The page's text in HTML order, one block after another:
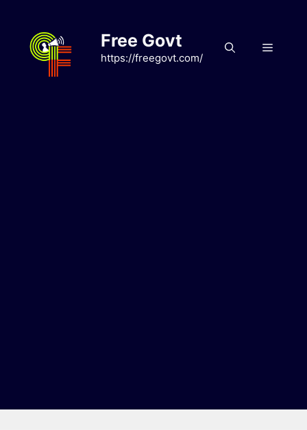
content
Free Govt
https://freegovt.com/
Menu